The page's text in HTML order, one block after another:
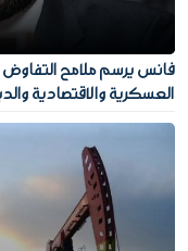
فانس يرسم ملامح
العسكرية والاقتصادية